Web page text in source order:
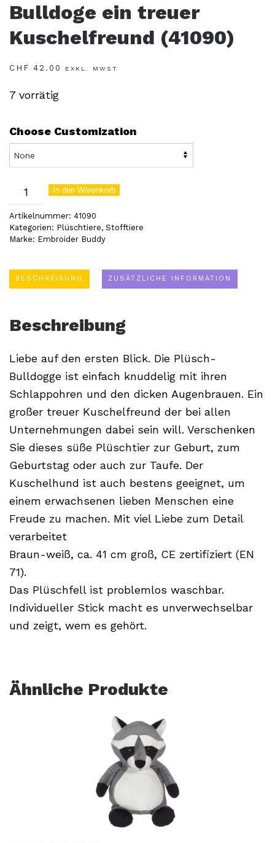
Bulldoge ein treuer
Kuschelfreund (41090)
CHF 42.00 EXKL. MWST
7 vorrätig
Choose Customization
Bulldoge
ein
treuer
Kuschelfreund
Menge
In den Warenkorb
Artikelnummer: 41090
Kategorien: Plüschtiere, Stofftiere
Marke: Embroider Buddy
BESCHREIBUNG ZUSÄTZLICHE INFORMATION
Beschreibung
Liebe auf den ersten Blick. Die Plüsch-
Bulldogge ist einfach knuddelig mit ihren
Schlappohren und den dicken Augenbrauen. Ein
großer treuer Kuschelfreund der bei allen
Unternehmungen dabei sein will. Verschenken
Sie dieses süße Plüschtier zur Geburt, zum
Geburtstag oder auch zur Taufe. Der
Kuschelhund ist auch bestens geeignet, um
einem erwachsenen lieben Menschen eine
Freude zu machen. Mit viel Liebe zum Detail
verarbeitet
Braun-weiß, ca. 41 cm groß, CE zertifiziert (EN
71).
Das Plüschfell ist problemlos waschbar.
Individueller Stick macht es unverwechselbar
und zeigt, wem es gehört.
Ähnliche Produkte